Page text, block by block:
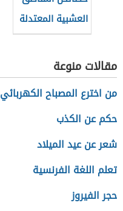
العشبية المعتدلة
مقالات منوعة
من اخترع المصباح الكهربائي
حكم عن الكذب
شعر عن عيد الميلاد
تعلم اللغة الفرنسية
حجر الفيروز